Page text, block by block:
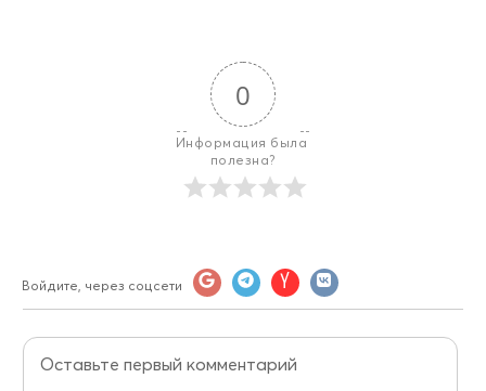
0
Информация была
полезна?
Войдите, через соцсети